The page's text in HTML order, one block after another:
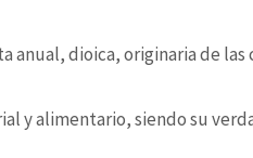
anual, dioica, originaria de
y alimentario, siendo su